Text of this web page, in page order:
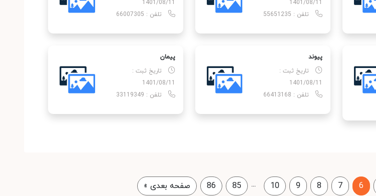
1401/08/11
تلفن : 55651235
1401/08/11
تلفن : 66007305
پیوند
تاریخ ثبت :
1401/08/11
تلفن : 66413168
پیمان
تاریخ ثبت :
1401/08/11
تلفن : 33119349
6
7
8
9
10
...
85
86 صفحه بعدی »